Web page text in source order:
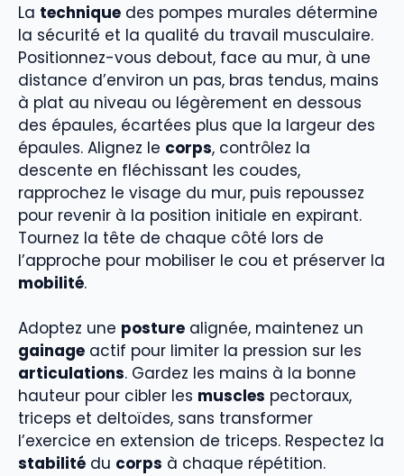
La technique des pompes murales détermine
la sécurité et la qualité du travail musculaire.
Positionnez-vous debout, face au mur, à une
distance d’environ un pas, bras tendus, mains
à plat au niveau ou légèrement en dessous
des épaules, écartées plus que la largeur des
épaules. Alignez le corps, contrôlez la
descente en fléchissant les coudes,
rapprochez le visage du mur, puis repoussez
pour revenir à la position initiale en expirant.
Tournez la tête de chaque côté lors de
l’approche pour mobiliser le cou et préserver la
mobilité.
Adoptez une posture alignée, maintenez un
gainage actif pour limiter la pression sur les
articulations. Gardez les mains à la bonne
hauteur pour cibler les muscles pectoraux,
triceps et deltoïdes, sans transformer
l’exercice en extension de triceps. Respectez la
stabilité du corps à chaque répétition.